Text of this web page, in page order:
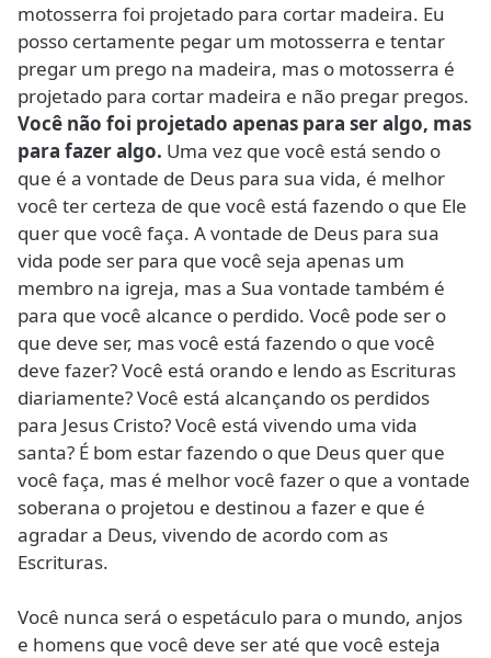
motosserra foi projetado para cortar madeira. Eu
posso certamente pegar um motosserra e tentar
pregar um prego na madeira, mas o motosserra é
projetado para cortar madeira e não pregar pregos.
Você não foi projetado apenas para ser algo, mas
para fazer algo. Uma vez que você está sendo o
que é a vontade de Deus para sua vida, é melhor
você ter certeza de que você está fazendo o que Ele
quer que você faça. A vontade de Deus para sua
vida pode ser para que você seja apenas um
membro na igreja, mas a Sua vontade também é
para que você alcance o perdido. Você pode ser o
que deve ser, mas você está fazendo o que você
deve fazer? Você está orando e lendo as Escrituras
diariamente? Você está alcançando os perdidos
para Jesus Cristo? Você está vivendo uma vida
santa? É bom estar fazendo o que Deus quer que
você faça, mas é melhor você fazer o que a vontade
soberana o projetou e destinou a fazer e que é
agradar a Deus, vivendo de acordo com as
Escrituras.
Você nunca será o espetáculo para o mundo, anjos
e homens que você deve ser até que você esteja